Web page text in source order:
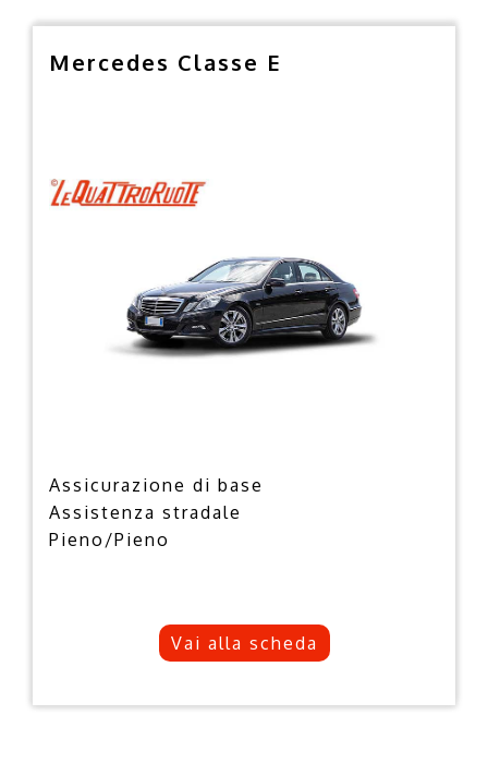
Mercedes Classe E
Assicurazione di base
Assistenza stradale
Pieno/Pieno
Vai alla scheda